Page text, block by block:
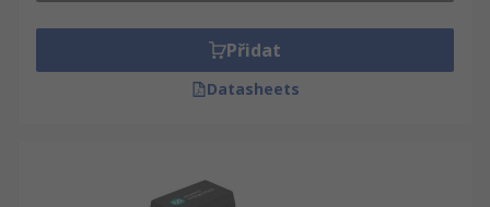
Přidat
Datasheets